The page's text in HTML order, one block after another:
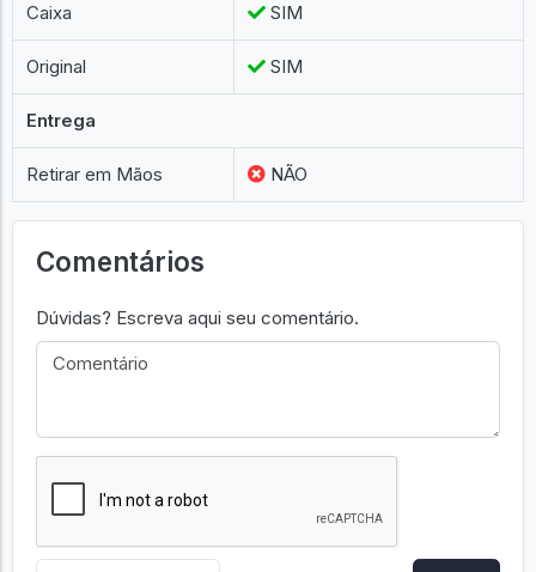
Caixa SIM
Original SIM
Entrega
Retirar em Mãos NÃO
Comentários
Dúvidas? Escreva aqui seu comentário.